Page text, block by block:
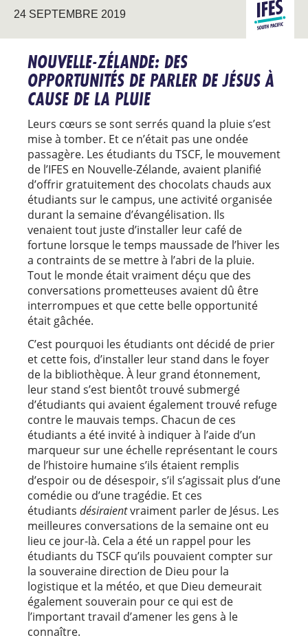
24 SEPTEMBRE 2019
SUD
NOUVELLE-ZÉLANDE: DES
OPPORTUNITÉS DE PARLER DE JÉSUS À
CAUSE DE LA PLUIE
Leurs cœurs se sont serrés quand la pluie s’est
mise à tomber. Et ce n’était pas une ondée
passagère. Les étudiants du TSCF, le mouvement
de l’IFES en Nouvelle-Zélande, avaient planifié
d’offrir gratuitement des chocolats chauds aux
étudiants sur le campus, une activité organisée
durant la semaine d’évangélisation. Ils
venaient tout juste d’installer leur café de
fortune lorsque le temps maussade de l’hiver les
a contraints de se mettre à l’abri de la pluie.
Tout le monde était vraiment déçu que des
conversations prometteuses avaient dû être
interrompues et que cette belle opportunité
était gâchée.
C’est pourquoi les étudiants ont décidé de prier
et cette fois, d’installer leur stand dans le foyer
de la bibliothèque. À leur grand étonnement,
leur stand s’est bientôt trouvé submergé
d’étudiants qui avaient également trouvé refuge
contre le mauvais temps. Chacun de ces
étudiants a été invité à indiquer à l’aide d’un
marqueur sur une échelle représentant le cours
de l’histoire humaine s’ils étaient remplis
d’espoir ou de désespoir, s’il s’agissait plus d’une
comédie ou d’une tragédie. Et ces
étudiants désiraientvraiment parler de Jésus. Les
meilleures conversations de la semaine ont eu
lieu ce jour-là. Cela a été un rappel pour les
étudiants du TSCF qu’ils pouvaient compter sur
la souveraine direction de Dieu pour la
logistique et la météo, et que Dieu demeurait
également souverain pour ce qui est de
l’important travail d’amener les gens à le
connaître.